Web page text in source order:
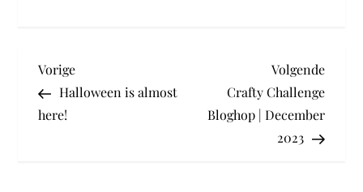
B
e
Vorig
bericht
Vorige
Halloween is almost
here!
Volgende
Crafty Challenge
Bloghop | December
2023